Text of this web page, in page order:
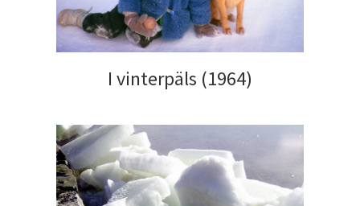
I vinterpäls (1964)